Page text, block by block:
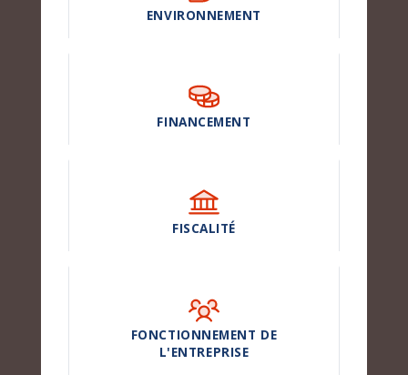
ENVIRONNEMENT
FINANCEMENT
FISCALITÉ
FONCTIONNEMENT DE
L'ENTREPRISE